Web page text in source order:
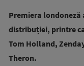
Premiera
distribuției, printre
Tom Holland,
Theron.